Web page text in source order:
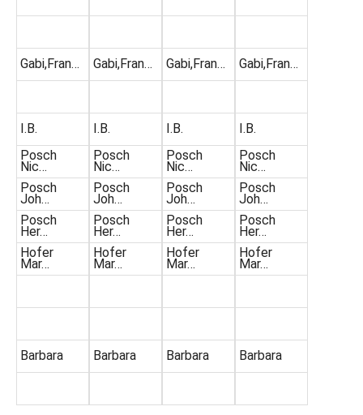
Gabi,Fran…
I.B.
Posch
Nic…
Posch
Joh…
Posch
Her…
Hofer
Mar…
Barbara
Gabi,Fran…
I.B.
Posch
Nic…
Posch
Joh…
Posch
Her…
Hofer
Mar…
Barbara
Gabi,Fran…
I.B.
Posch
Nic…
Posch
Joh…
Posch
Her…
Hofer
Mar…
Barbara
Gabi,Fran…
I.B.
Posch
Nic…
Posch
Joh…
Posch
Her…
Hofer
Mar…
Barbara